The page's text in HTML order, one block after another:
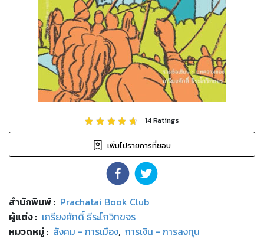
14Ratings
เพิ่มไปรายการที่ชอบ
สำนักพิมพ์: Prachatai Book Club
ผู้แต่ง : เกรียงศักดิ์ ธีระโกวิทขจร
หมวดหมู่: สังคม - การเมือง, การเงิน - การลงทุน